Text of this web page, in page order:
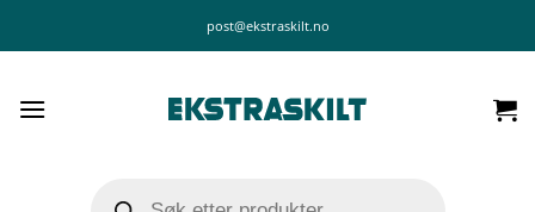
post@ekstraskilt.no
search